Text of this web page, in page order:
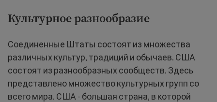
Культурное разнообразие
Соединенные Штаты состоят из множества
различных культур, традиций и обычаев. США
состоят из разнообразных сообществ. Здесь
представлено множество культурных групп со
всего мира. США - большая страна, в которой